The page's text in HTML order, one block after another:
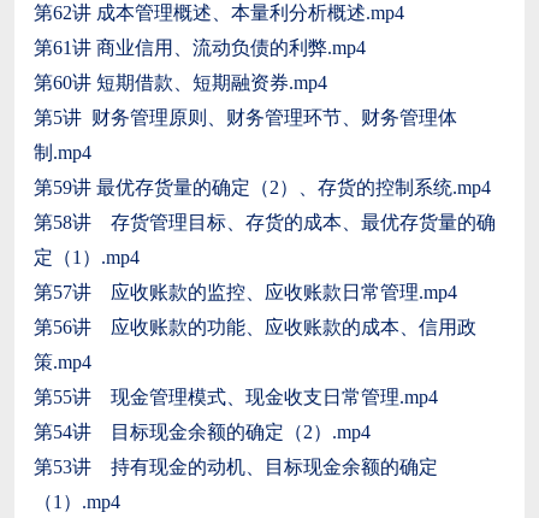
第62讲 成本管理概述、本量利分析概述.mp4
第61讲 商业信用、流动负债的利弊.mp4
第60讲 短期借款、短期融资券.mp4
第5讲 财务管理原则、财务管理环节、财务管理体
制.mp4
第59讲 最优存货量的确定（2）、存货的控制系统.mp4
第58讲 存货管理目标、存货的成本、最优存货量的确
定（1）.mp4
第57讲 应收账款的监控、应收账款日常管理.mp4
第56讲 应收账款的功能、应收账款的成本、信用政
策.mp4
第55讲 现金管理模式、现金收支日常管理.mp4
第54讲 目标现金余额的确定（2）.mp4
第53讲 持有现金的动机、目标现金余额的确定
（1）.mp4